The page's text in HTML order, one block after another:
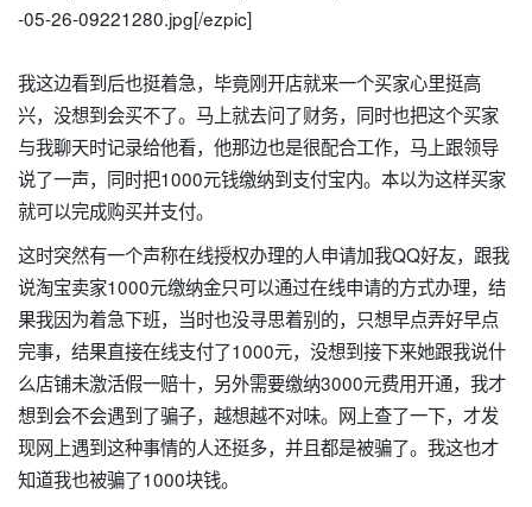
-05-26-09221280.jpg[/ezpic]
我这边看到后也挺着急，毕竟刚开店就来一个买家心里挺高
兴，没想到会买不了。马上就去问了财务，同时也把这个买家
与我聊天时记录给他看，他那边也是很配合工作，马上跟领导
说了一声，同时把1000元钱缴纳到支付宝内。本以为这样买家
就可以完成购买并支付。
这时突然有一个声称在线授权办理的人申请加我QQ好友，跟我
说淘宝卖家1000元缴纳金只可以通过在线申请的方式办理，结
果我因为着急下班，当时也没寻思着别的，只想早点弄好早点
完事，结果直接在线支付了1000元，没想到接下来她跟我说什
么店铺未激活假一赔十，另外需要缴纳3000元费用开通，我才
想到会不会遇到了骗子，越想越不对味。网上查了一下，才发
现网上遇到这种事情的人还挺多，并且都是被骗了。我这也才
知道我也被骗了1000块钱。